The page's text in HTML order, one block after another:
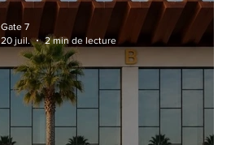
Gate 7
20 juil.
2 min de lecture